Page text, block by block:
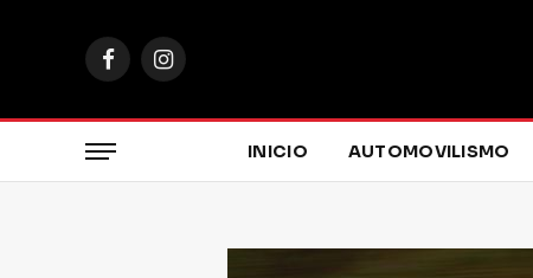
FacebookInstagram
INICIO AUTOMOVILISMO